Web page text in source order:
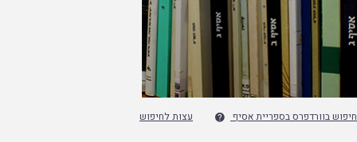
חיפוש בוורדפרס בספריית אסיף  עצות לחיפוש